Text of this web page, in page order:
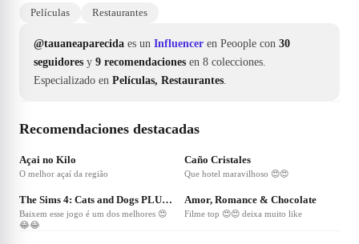
Películas Restaurantes
@tauaneaparecida es un Influencer en Peoople con 30
seguidores y 9 recomendaciones en 8 colecciones.
Especializado en Películas, Restaurantes.
Recomendaciones destacadas
❤29
Açai no Kilo
O melhor açaí da região
❤
Caño Cristales
Que hotel maravilhoso 😍😍
❤4
The Sims 4: Cats and Dogs PLUS My First Pet Stuff
Baixem esse jogo é um dos melhores 😍
😂😂
❤3
Amor, Romance & Chocolate
Filme top 😍😍 deixa muito like